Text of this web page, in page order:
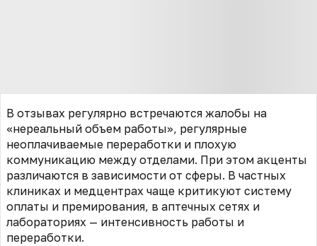
В отзывах регулярно встречаются жалобы на
«нереальный объем работы», регулярные
неоплачиваемые переработки и плохую
коммуникацию между отделами. При этом акценты
различаются в зависимости от сферы. В частных
клиниках и медцентрах чаще критикуют систему
оплаты и премирования, в аптечных сетях и
лабораториях — интенсивность работы и
переработки.